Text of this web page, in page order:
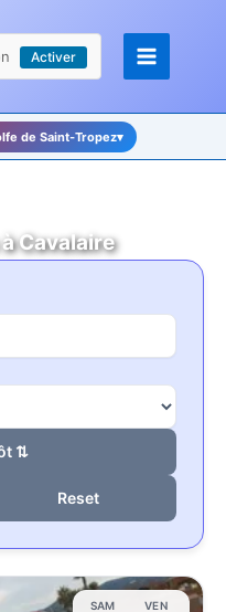
Activer
de Saint-Tropez▾
Cavalaire
⇅
Reset
SAM VEN